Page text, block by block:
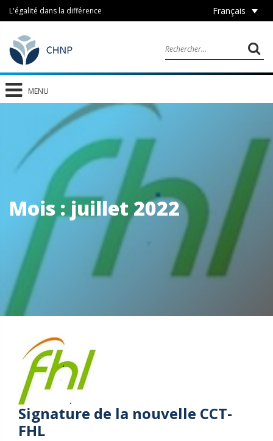
L'égalité dans la différence Français
MENU
Mois :juillet 2022
Signature de la nouvelle CCT-
FHL